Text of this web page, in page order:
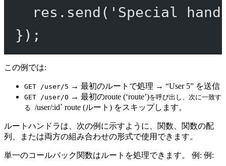
res. send ( 'Special
});
この例では:
GET /user/5 → 最初のルートで処理 → “User 5” を送信
GET /user/0 → 最初のroute (‘route’)を呼び出し、次に一致す
る /user/:id` route (ルート) をスキップします。
ルートハンドラは、次の例に示すように、関数、関数の配
列、または両方の組み合わせの形式で使用できます。
単一のコールバック関数はルートを処理できます。 例: 例: